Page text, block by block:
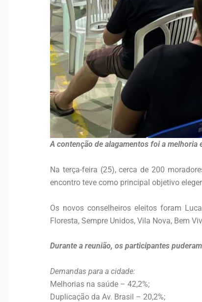
A contenção de alagamentos foi a melhoria
Na terça-feira (25), cerca de 200
encontro teve como principal objetivo
Os novos conselheiros eleitos foram
Floresta, Sempre Unidos, Vila Nova, Bem
Durante a reunião, os participantes
Demandas para a cidade:
Melhorias na saúde – 42,2%;
Duplicação da Av. Brasil – 20,2%;